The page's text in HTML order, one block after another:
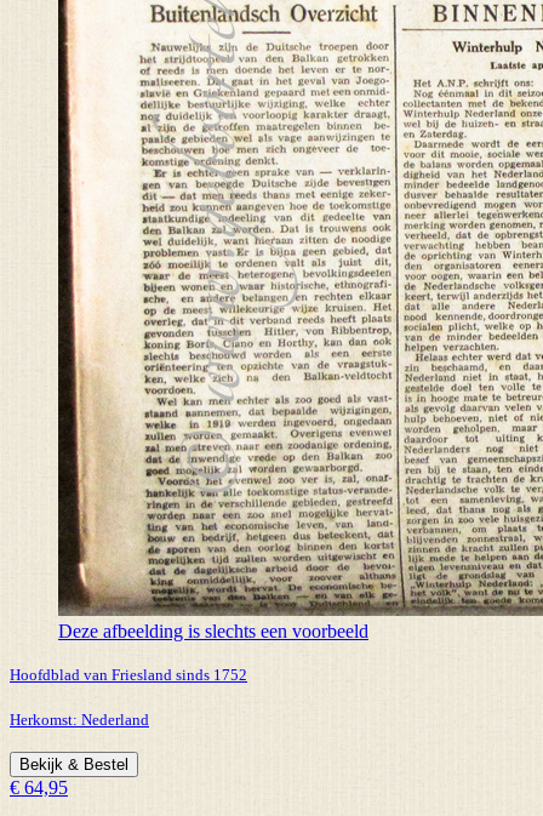
Deze afbeelding is slechts een voorbeeld
Hoofdblad van Friesland sinds 1752
Herkomst: Nederland
Bekijk & Bestel
€ 64,95